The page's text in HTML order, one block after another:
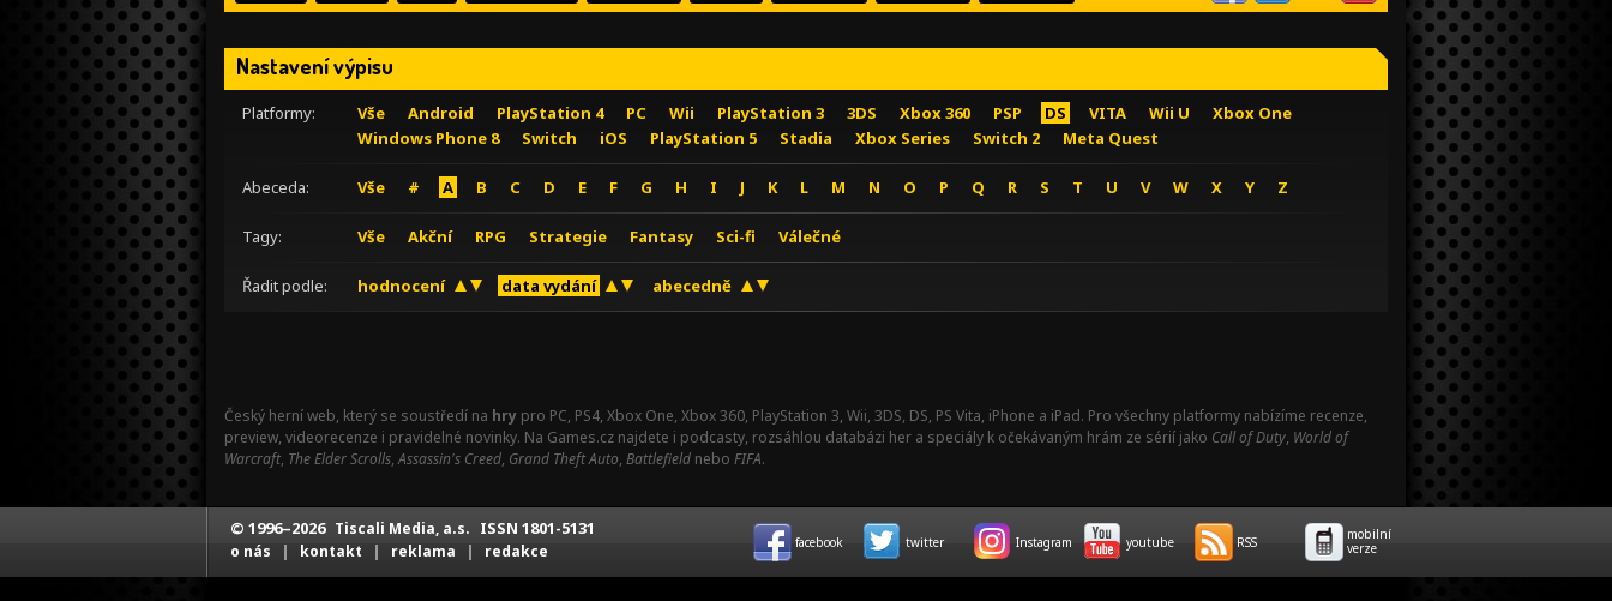
Nastavení výpisu
Platformy: Vše Android PlayStation 4 PC Wii PlayStation 3 3DS Xbox 360 PSP DS VITA Wii U
Xbox One
Windows Phone 8
Switch iOS PlayStation 5 Stadia Xbox Series Switch 2 Meta Quest
Abeceda: Vše # A B C D E F G H I J K L M N O P Q R S T U V W X Y Z
Tagy: Vše Akční RPG Strategie Fantasy Sci-fi Válečné
Řadit podle: hodnocení data vydání abecedně
Český herní web, který se soustředí na hry pro PC, PS4, Xbox One, Xbox 360, PlayStation 3, Wii, 3DS, DS, PS Vita, iPhone a iPad. Pro všechny platformy nabízíme recenze,
preview, videorecenze i pravidelné novinky. Na Games.cz najdete i podcasty, rozsáhlou databázi her a speciály k očekávaným hrám ze sérií jako Call of Duty, World of
Warcraft, The Elder Scrolls,Assassin's Creed, Grand Theft Auto, Battlefield nebo FIFA.
© 1996–2026 Tiscali Media, a.s. ISSN 1801-5131
o nás | kontakt | reklama | redakce facebook twitter Instagram youtube RSS
mobilní
verze